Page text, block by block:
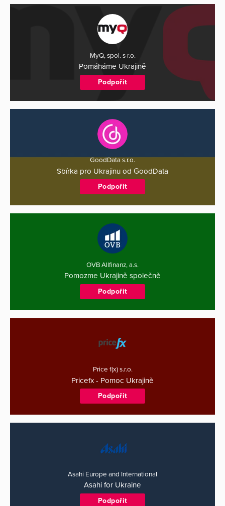
MyQ, spol. s r.o.
Pomáháme Ukrajině
Podpořit
GoodData s.r.o.
Sbírka pro Ukrajinu od GoodData
Podpořit
OVB Allfinanz, a.s.
Pomozme Ukrajině společně
Podpořit
Price f(x) s.r.o.
Pricefx - Pomoc Ukrajině
Podpořit
Asahi Europe and International
Asahi for Ukraine
Podpořit